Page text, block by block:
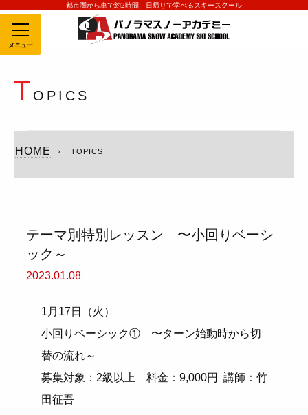
都市圏から車で約2時間、日帰りで学べるスキースクール
MENU
T OPICS
HOME TOPICS
テーマ別特別レッスン 〜小回りベーシ
ック～
2023.01.08
1月17日（火）
小回りベーシック① 〜ターン始動時から切
替の流れ～
募集対象：2級以上 料金：9,000円 講師：竹
田征吾